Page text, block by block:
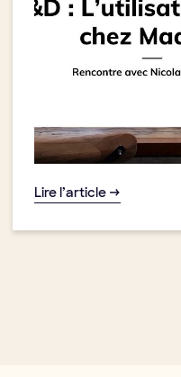
Lire l’article →